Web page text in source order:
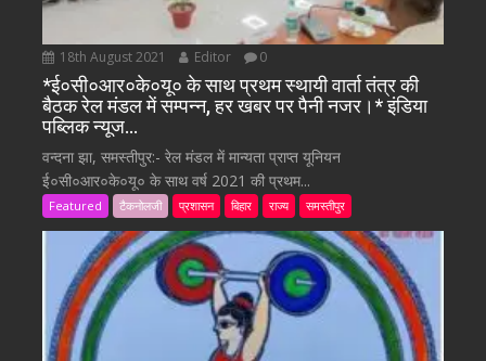
18th August 2021 Editor 0
*ई०सी०आर०के०यू० के साथ प्रथम स्थायी वार्ता तंत्र की
बैठक रेल मंडल में सम्पन्न, हर खबर पर पैनी नजर।* इंडिया
पब्लिक न्यूज…
वन्दना झा, समस्तीपुर:- रेल मंडल में मान्यता प्राप्त यूनियन
ई०सी०आर०के०यू० के साथ वर्ष 2021 की प्रथम...
Featured टैकनोलजी प्रशासन बिहार राज्य समस्तीपुर